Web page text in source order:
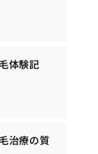
体験記
治療の質